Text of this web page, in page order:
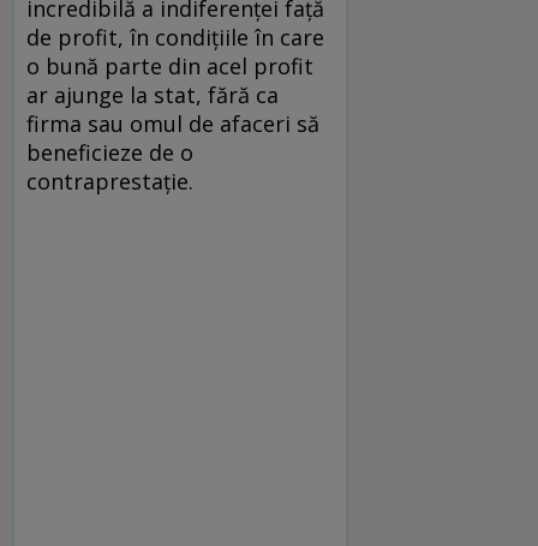
incredibilă a indiferenţei faţă
de profit, în condiţiile în care
o bună parte din acel profit
ar ajunge la stat, fără ca
firma sau omul de afaceri să
beneficieze de o
contraprestaţie.